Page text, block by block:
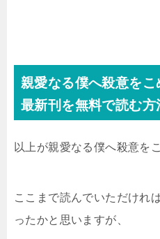
親愛なる僕へ殺意を
最新刊を無料で読む方
以上が親愛なる僕へ殺意を
ここまで読んでいただけれ
ったかと思いますが、